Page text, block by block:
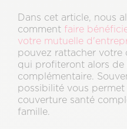
Dans cet article, nous
comment faire
votre mutuelle
pouvez rattacher votre
qui profiteront alors de
complémentaire.
possibilité vous
couverture santé
famille.